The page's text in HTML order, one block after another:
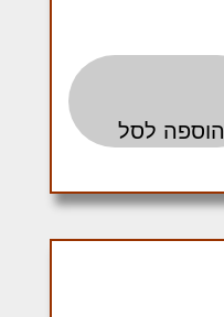
הוספה לסל